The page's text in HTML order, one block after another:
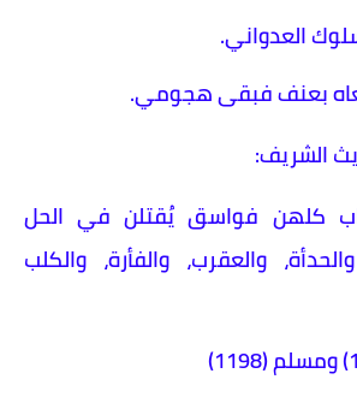
العدواني.
بعنف فبقى هجومي.
الشريف:
كلهن فواسق يُقتلن في الحل
والعقرب، والفأرة، والكلب